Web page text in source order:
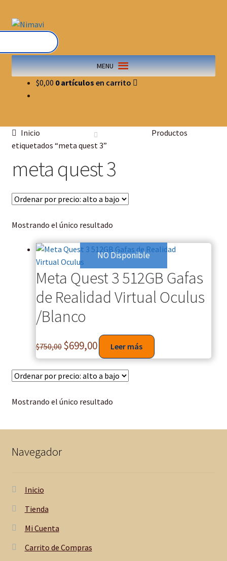
MENU
$0,00 0 artículos
Inicio
Productos
etiquetados “meta quest 3”
meta quest 3
Mostrando el único resultado
NO Disponible
Meta Quest 3 512GB Gafas
de Realidad Virtual Oculus
/Blanco
$750,00 $699,00 Leer más
Mostrando el único resultado
Navegador
Inicio
Tienda
Mi Cuenta
Carrito de Compras